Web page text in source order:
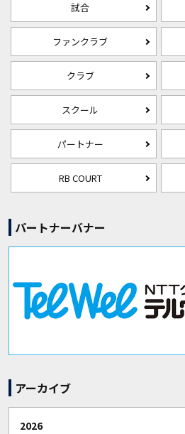
試合
ファンクラブ
クラブ
スクール
パートナー
RB COURT
パートナーバナー
アーカイブ
2026